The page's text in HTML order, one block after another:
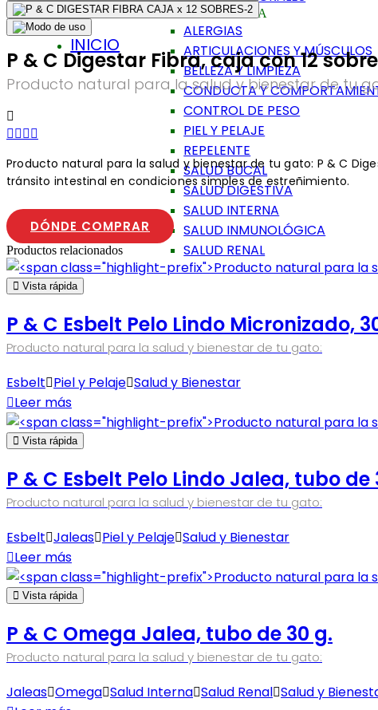
INICIO
PRODUCTOS PARA
ALERGIAS
ARTICULACIONES Y MÚSCULOS
BELLEZA Y LIMPIEZA
CONDUCTA Y
CONTROL DE PESO
PIEL Y PELAJE
REPELENTE
SALUD BUCAL
SALUD DIGESTIVA
SALUD INTERNA
SALUD INMUNOLÓGICA
SALUD RENAL
Producto natural para la salud y bienestar de tu
P & C Digestar Fibra, caja con 12
Producto natural para la salud y bienestar de tu gato: P & C
tránsito intestinal en condiciones simples de estreñimiento.
DÓNDE COMPRAR
Productos relacionados
Vista rápida
Producto natural para la salud y bienestar de tu gato:
P & C Esbelt Pelo Lindo Micronizado,
Esbelt Piel y Pelaje Salud y Bienestar
Leer más
Vista rápida
Producto natural para la salud y bienestar de tu gato:
P & C Esbelt Pelo Lindo Jalea, tubo de
Esbelt Jaleas Piel y Pelaje Salud y Bienestar
Leer más
Vista rápida
Producto natural para la salud y bienestar de tu gato:
P & C Omega Jalea, tubo de 30 g.
Jaleas Omega Salud Interna Salud Renal Salud y